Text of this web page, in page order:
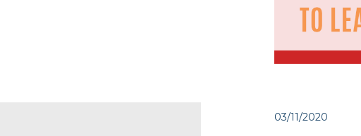
03/11/2020